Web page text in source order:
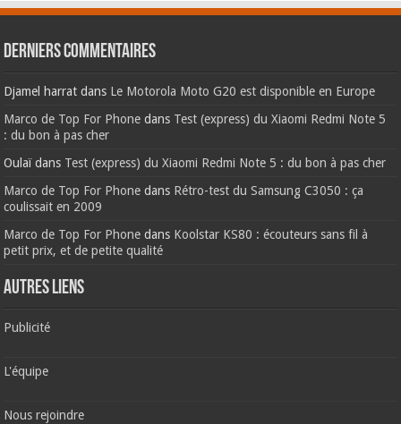
Derniers commentaires
Djamel harrat dans Le Motorola Moto G20 est disponible en Europe
Marco de Top For Phone dans Test (express) du Xiaomi Redmi Note 5
: du bon à pas cher
Oulaïdans Test (express) du Xiaomi Redmi Note 5 : du bon à pas cher
Marco de Top For Phone dans Rétro-test du Samsung C3050 : ça
coulissait en 2009
Marco de Top For Phone dans Koolstar KS80 : écouteurs sans fil à
petit prix, et de petite qualité
AUTRES LIENS
Publicité
L'équipe
Nous rejoindre